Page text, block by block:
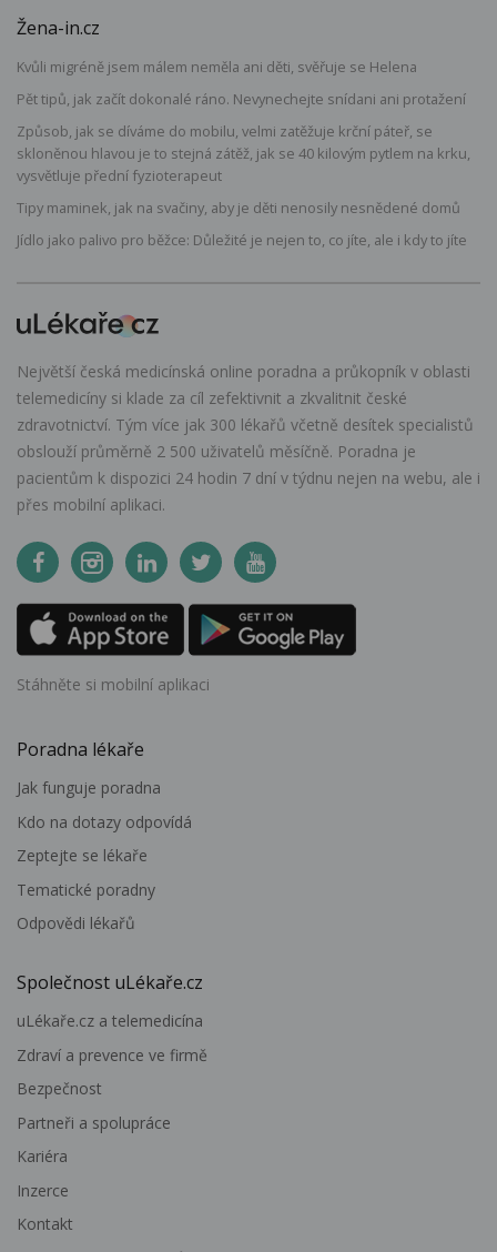
Žena-in.cz
Kvůli migréně jsem málem neměla ani děti, svěřuje se Helena
Pět tipů, jak začít dokonalé ráno. Nevynechejte snídani ani protažení
Způsob, jak se díváme do mobilu, velmi zatěžuje krční páteř, se
skloněnou hlavou je to stejná zátěž, jak se 40 kilovým pytlem na krku,
vysvětluje přední fyzioterapeut
Tipy maminek, jak na svačiny, aby je děti nenosily nesnědené domů
Jídlo jako palivo pro běžce: Důležité je nejen to, co jíte, ale i kdy to jíte
Největší česká medicínská online poradna a průkopník v oblasti
telemedicíny si klade za cíl zefektivnit a zkvalitnit české
zdravotnictví. Tým více jak 300 lékařů včetně desítek specialistů
obslouží průměrně 2 500 uživatelů měsíčně. Poradna je
pacientům k dispozici 24 hodin 7 dní v týdnu nejen na webu, ale i
přes mobilní aplikaci.
Stáhněte si mobilní aplikaci
Poradna lékaře
Jak funguje poradna
Kdo na dotazy odpovídá
Zeptejte se lékaře
Tematické poradny
Odpovědi lékařů
Společnost uLékaře.cz
uLékaře.cz a telemedicína
Zdraví a prevence ve firmě
Bezpečnost
Partneři a spolupráce
Kariéra
Inzerce
Kontakt